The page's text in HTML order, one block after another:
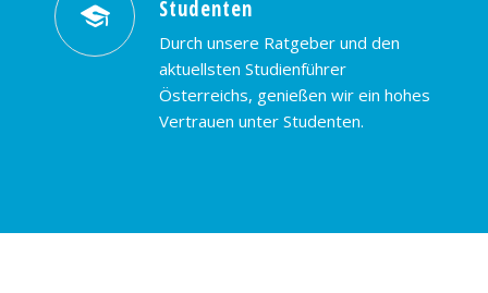
Studenten
Durch unsere Ratgeber und den
aktuellsten Studienführer
Österreichs, genießen wir ein hohes
Vertrauen unter Studenten.